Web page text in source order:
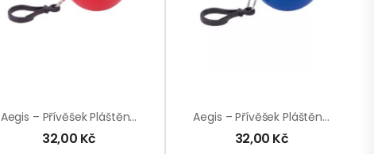
Aegis – Přívěšek Pláštěnka
32,00 Kč
Aegis – Přívěšek Pláštěnka
32,00 Kč